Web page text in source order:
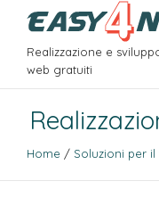
Realizzazione e
web gratuiti
Home / Soluzioni per il